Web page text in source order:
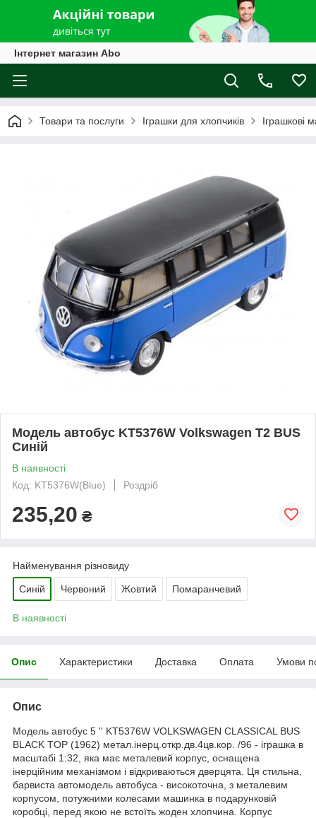
Інтернет магазин Abo
Товари та послуги Іграшки для хлопчиків Іграшкові
Модель автобус KT5376W Volkswagen T2 BUS
Синій
В наявності
Код: KT5376W(Blue)
Роздріб
235,20 ₴
Найменування різновиду
Синій Червоний Жовтий Помаранчевий
В наявності
Опис Характеристики Доставка Оплата Умови
Опис
Модель автобус 5 '' KT5376W VOLKSWAGEN CLASSICAL BUS
BLACK TOP (1962) метал.інерц.откр.дв.4цв.кор. /96 - іграшка в
масштабі 1:32, яка має металевий корпус, оснащена
інерційним механізмом і відкриваються дверцята. Ця стильна,
барвиста автомодель автобуса - високоточна, з металевим
корпусом, потужними колесами машинка в подарунковій
коробці, перед якою не встоїть жоден хлопчина. Корпус